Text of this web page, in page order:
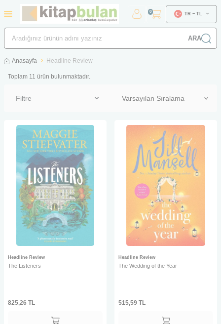
ARA
0 TR − TL
Anasayfa Headline Review
Toplam 11 ürün bulunmaktadır.
Filtre
Headline Review
The Listeners
825,26 TL
Headline Review
The Wedding of the Year
515,59 TL